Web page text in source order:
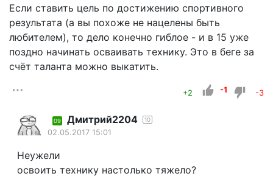
Если ставить цель по достижению спортивного
результата (а вы похоже не нацелены быть
любителем), то дело конечно гиблое - и в 15 уже
поздно начинать осваивать технику. Это в беге за
счёт таланта можно выкатить.
+2 -1 -3
09 Дмитрий2204 10
02.05.2017 15:01
Неужели
освоить технику настолько тяжело?